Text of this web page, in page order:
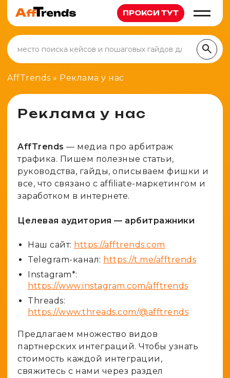
Статьи
Арбитраж
Кейсы
Обзоры
Руководства
Новости
Партнерки
Беттинг
Финансы
Дейтинг
Нутра
Товарка
Крипто
Адалт
Карты
Антидетект
Клоакинг
Трекеры
Spy-сервисы
Вайты
Аккаунты
Инструменты
Калькулятор метрик
Генератор UTM-меток
Проверка анонимности
Генератор личности
Каналы
ПРОКСИ ТУТ
AffTrends » Реклама у нас
Реклама у нас
AffTrends — медиа про арбитраж
трафика. Пишем полезные статьи,
руководства, гайды, описываем фишки и
все, что связано с affiliate-маркетингом и
заработком в интернете.
Целевая аудитория — арбитражники
Наш сайт: https://afftrends.com
Telegram-канал: https://t.me/afftrends
Instagram*:
https://www.instagram.com/afftrends
Threads:
https://www.threads.com/@afftrends
Предлагаем множество видов
партнерских интеграций. Чтобы узнать
стоимость каждой интеграции,
свяжитесь с нами через раздел